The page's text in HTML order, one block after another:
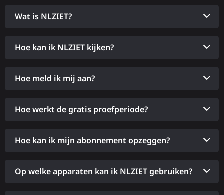
Wat is NLZIET?
Hoe kan ik NLZIET kijken?
Hoe meld ik mij aan?
Hoe werkt de gratis proefperiode?
Hoe kan ik mijn abonnement opzeggen?
Op welke apparaten kan ik NLZIET gebruiken?